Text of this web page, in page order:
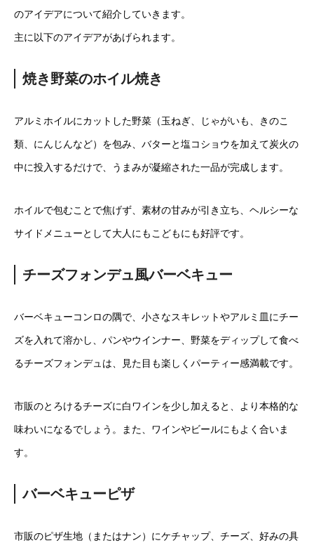
のアイデアについて紹介していきます。
主に以下のアイデアがあげられます。
焼き野菜のホイル焼き
アルミホイルにカットした野菜（玉ねぎ、じゃがいも、きのこ
類、にんじんなど）を包み、バターと塩コショウを加えて炭火の
中に投入するだけで、うまみが凝縮された一品が完成します。
ホイルで包むことで焦げず、素材の甘みが引き立ち、ヘルシーな
サイドメニューとして大人にもこどもにも好評です。
チーズフォンデュ風バーベキュー
バーベキューコンロの隅で、小さなスキレットやアルミ皿にチー
ズを入れて溶かし、パンやウインナー、野菜をディップして食べ
るチーズフォンデュは、見た目も楽しくパーティー感満載です。
市販のとろけるチーズに白ワインを少し加えると、より本格的な
味わいになるでしょう。また、ワインやビールにもよく合いま
す。
バーベキューピザ
市販のピザ生地（またはナン）にケチャップ、チーズ、好みの具